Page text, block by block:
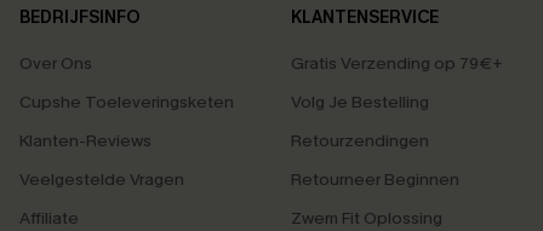
BEDRIJFSINFO
Over Ons
Cupshe Toeleveringsketen
Klanten-Reviews
Veelgestelde Vragen
Affiliate
KLANTENSERVICE
Gratis Verzending op 79€+
Volg Je Bestelling
Retourzendingen
Retourneer Beginnen
Zwem Fit Oplossing